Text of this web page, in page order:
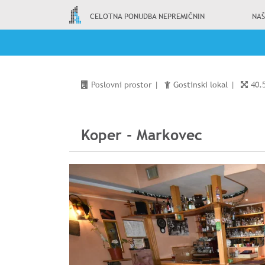
CELOTNA PONUDBA NEPREMIČNIN
Poslovni prostor | Gostinski lokal |
Koper - Markovec